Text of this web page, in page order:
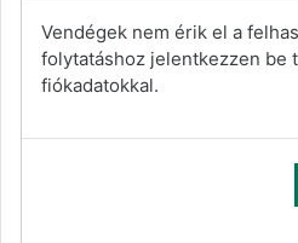
Vendégek nem érik el a
folytatáshoz jelentkezzen be
fiókadatokkal.